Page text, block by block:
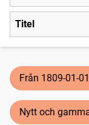
Titel
Från 1809-01-01
Nytt och